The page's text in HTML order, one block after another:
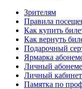
Зрителям
Правила
Как купить
Как вернуть
Подарочный
Ярмарка
Личный
Личный кабинет
Памятка по